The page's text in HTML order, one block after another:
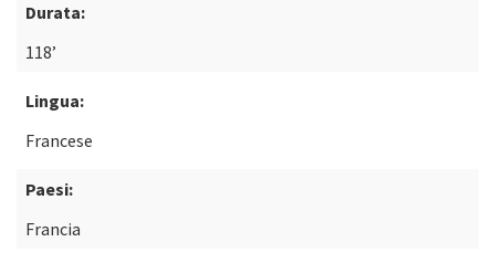
Durata:
118’
Lingua:
Francese
Paesi:
Francia